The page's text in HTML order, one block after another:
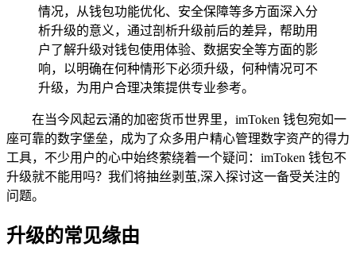
情况，从钱包功能优化、安全保障等多方面深入分
析升级的意义，通过剖析升级前后的差异，帮助用
户了解升级对钱包使用体验、数据安全等方面的影
响，以明确在何种情形下必须升级，何种情况可不
升级，为用户合理决策提供专业参考。
在当今风起云涌的加密货币世界里，imToken 钱包宛如一
座可靠的数字堡垒，成为了众多用户精心管理数字资产的得力
工具，不少用户的心中始终萦绕着一个疑问：imToken 钱包不
升级就不能用吗？我们将抽丝剥茧,深入探讨这一备受关注的
问题。
升级的常见缘由